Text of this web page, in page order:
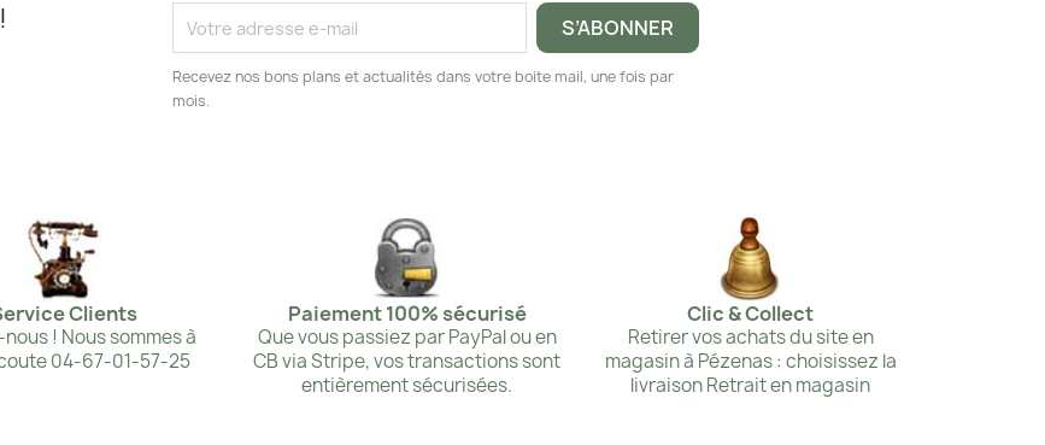
Recevez nos bons plans et actualités dans votre boite mail, une fois par
mois.
Clients
! Nous sommes à
04-67-01-57-25
Paiement 100% sécurisé
Que vous passiez par PayPal ou en
CB via Stripe, vos transactions sont
entièrement sécurisées.
Clic & Collect
Retirer vos achats du site en
magasin à Pézenas : choisissez la
livraison Retrait en magasin